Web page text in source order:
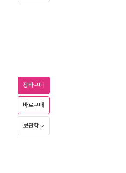
장바구니
바로구매
보관함